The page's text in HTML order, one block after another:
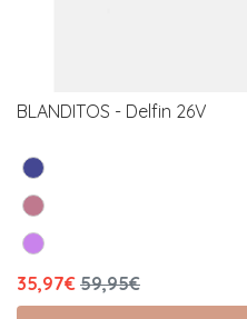
BLANDITOS - Delfin 26V
35,97€ 59,95€